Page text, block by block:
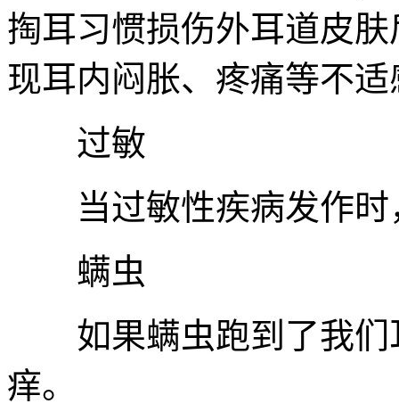
掏耳习惯损伤外耳道皮
现耳内闷胀、疼痛等不适
过敏
当过敏性疾病发作时
螨虫
如果螨虫跑到了我们
痒。